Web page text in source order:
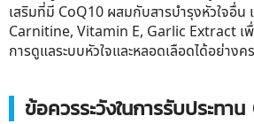
เสริมที่มี CoQ10 ผสมกับสารบำรุงหัวใจอื่น
Carnitine, Vitamin E, Garlic Extract เ
การดูแลระบบหัวใจและหลอดเลือดได้อย่าง
ข้อควรระวังในการรับประทาน